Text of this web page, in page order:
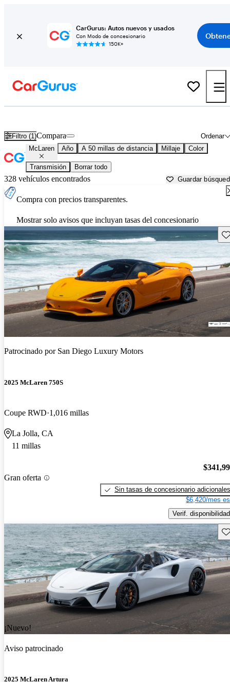
CarGurus: Autos nuevos y usados
Con Modo de concesionario
150K+
Filtro (1) Ordenar
Compara
McLaren Año A 50 millas de distancia Millaje Color
Transmisión Borrar todo
328 vehículos encontrados Guardar
Compra con precios transparentes.
Mostrar solo avisos que incluyan tasas del concesionario
Patrocinado por San Diego Luxury Motors
2025 McLaren 750S
Coupe RWD 1,016 millas
La Jolla, CA
11 millas
Gran oferta
Sin tasas de concesionario adicionales
$6,420/mes
Verif. disponibilidad
¡Nuevo!
Aviso patrocinado
2025 McLaren Artura